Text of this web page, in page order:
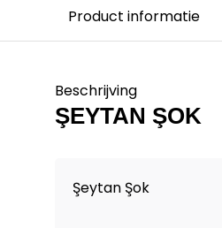
Product informatie
Beschrijving
ŞEYTAN ŞOK
Şeytan Şok